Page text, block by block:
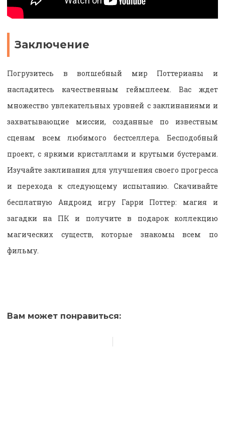
Заключение
Погрузитесь в волшебный мир Поттерианы и
насладитесь качественным геймплеем. Вас ждет
множество увлекательных уровней с заклинаниями и
захватывающие миссии, созданные по известным
сценам всем любимого бестселлера. Бесподобный
проект, с яркими кристаллами и крутыми бустерами.
Изучайте заклинания для улучшения своего прогресса
и перехода к следующему испытанию. Скачивайте
бесплатную Андроид игру Гарри Поттер: магия и
загадки на ПК и получите в подарок коллекцию
магических существ, которые знакомы всем по
фильму.
Вам может понравиться: